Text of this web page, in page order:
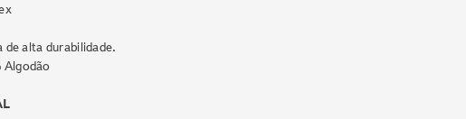
de alta durabilidade.
Algodão